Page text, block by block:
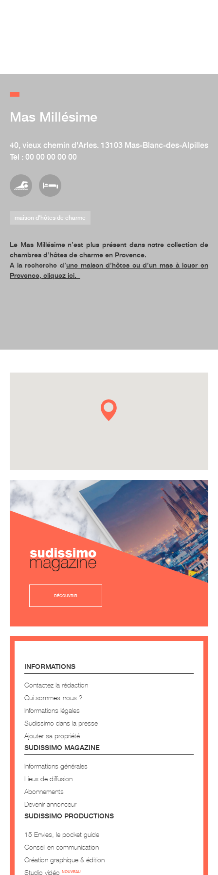
Mas Millésime
40, vieux chemin d'Arles. 13103 Mas-Blanc-des-Alpilles
Tel : 00 00 00 00 00
maison d'hôtes de charme
Le Mas Millésime n’est plus présent dans notre collection de
chambres d’hôtes de charme en Provence.
A la recherche d’une maison d’hôtes ou d’un mas à louer en
Provence, cliquez ici.
DÉCOUVRIR
INFORMATIONS
Contactez la rédaction
Qui sommes-nous ?
Informations légales
Sudissimo dans la presse
Ajouter sa propriété
SUDISSIMO MAGAZINE
Informations générales
Lieux de diffusion
Abonnements
Devenir annonceur
SUDISSIMO PRODUCTIONS
15 Envies, le pocket guide
Conseil en communication
Création graphique & édition
Studio vidéo NOUVEAU